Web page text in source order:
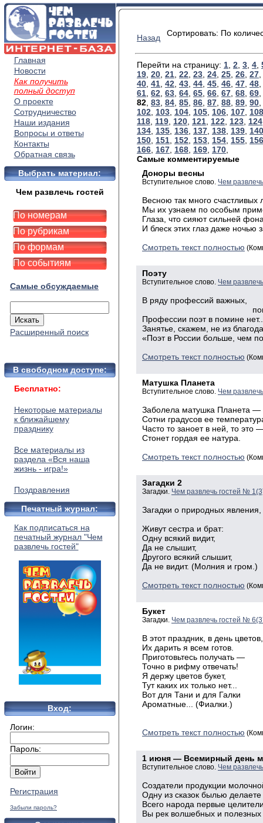
Главная
Новости
Как получить
полный доступ
О проекте
Сотрудничество
Наши издания
Вопросы и ответы
Контакты
Обратная связь
Выбрать материал:
Чем развлечь гостей
По номерам
По рубрикам
По формам
По событиям
Самые обсуждаемые
Расширенный поиск
В свободном доступе:
Бесплатно:
Некоторые материалы
к ближайшему
празднику
Все материалы из
раздела «Вся наша
жизнь - игра!»
Поздравления
Печатный журнал:
Как подписаться на
печатный журнал "Чем
развлечь гостей"
Вход:
Логин:
Пароль:
Регистрация
Забыли пароль?
Назад Сортировать: По
Перейти на страницу: 1 2 3 4
19 20 21 22 23 24 25 26 27
40 41 42 43 44 45 46 47 48
61 62 63 64 65 66 67 68 69
82 83 84 85 86 87 88 89 90
102 103 104 105 106 107 108
118 119 120 121 122 123 124
134 135 136 137 138 139 140
150 151 152 153 154 155 156
166 167 168 169 170
Самые комментируемые
Доноры весны
Вступительное слово. Чем
Весною так много счастливых
Мы их узнаем по особым
Глаза, что сияют сильней
И блеск этих глаз даже ночью
Смотреть текст полностью
Поэту
Вступительное слово. Чем
В ряду профессий важных,
Профессии поэт в помине
Занятье, скажем, не из
«Поэт в России больше, чем
Смотреть текст полностью
Матушка Планета
Вступительное слово. Чем
Заболела матушка Планета —
Сотни градусов ее
Часто то заноет в ней, то это
Стонет гордая ее натура.
Смотреть текст полностью
Загадки 2
Загадки. Чем развлечь гостей №
Загадки о природных
Живут сестра и брат:
Одну всякий видит,
Да не слышит,
Другого всякий слышит,
Да не видит. (Молния и гром.)
Смотреть текст полностью
Букет
Загадки. Чем развлечь гостей №
В этот праздник, в день цветов,
Их дарить я всем готов.
Приготовьтесь получать —
Точно в рифму отвечать!
Я держу цветов букет,
Тут каких их только нет...
Вот для Тани и для Галки
Ароматные... (Фиалки.)
Смотреть текст полностью
1 июня — Всемирный день
Вступительное слово. Чем
Создатели продукции
Одну из сказок былью делаете
Всего народа первые
Вы рек волшебных и полезных